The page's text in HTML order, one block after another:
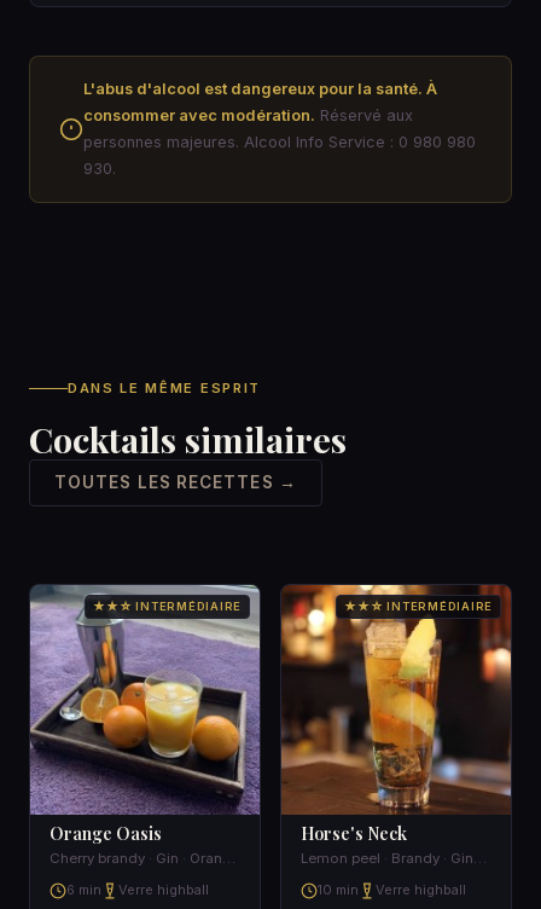
L'abus d'alcool est dangereux pour la santé. À
consommer avec modération. Réservé aux
personnes majeures. Alcool Info Service : 0 980 980
930.
DANS LE MÊME ESPRIT
Cocktails similaires
TOUTES LES RECETTES →
★★☆ INTERMÉDIAIRE
Orange Oasis
Cherry brandy · Gin · Orange juice · Ginger ale
6 min
Verre highball
★★☆ INTERMÉDIAIRE
Horse's Neck
Lemon peel · Brandy · Ginger ale · Bitters
10 min
Verre highball